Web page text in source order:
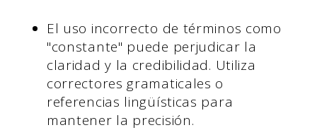
El uso incorrecto de términos como
"constante" puede perjudicar la
claridad y la credibilidad. Utiliza
correctores gramaticales o
referencias lingüísticas para
mantener la precisión.